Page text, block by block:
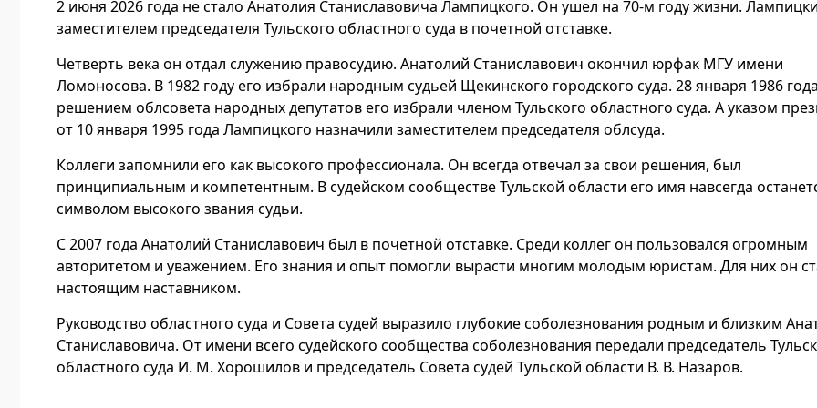
2 июня 2026 года не стало Анатолия Станиславовича Лампицкого. Он ушел на 70-м году жизни.
заместителем председателя Тульского областного суда в почетной отставке.
Четверть века он отдал служению правосудию. Анатолий Станиславович окончил юрфак МГУ имени
Ломоносова. В 1982 году его избрали народным судьей Щекинского городского суда. 28 января 1986
решением облсовета народных депутатов его избрали членом Тульского областного суда. А указом
от 10 января 1995 года Лампицкого назначили заместителем председателя облсуда.
Коллеги запомнили его как высокого профессионала. Он всегда отвечал за свои решения, был
принципиальным и компетентным. В судейском сообществе Тульской области его имя навсегда
символом высокого звания судьи.
С 2007 года Анатолий Станиславович был в почетной отставке. Среди коллег он пользовался огромным
авторитетом и уважением. Его знания и опыт помогли вырасти многим молодым юристам. Для них он
настоящим наставником.
Руководство областного суда и Совета судей выразило глубокие соболезнования родным и близким
Станиславовича. От имени всего судейского сообщества соболезнования передали председатель
областного суда И. М. Хорошилов и председатель Совета судей Тульской области В. В. Назаров.